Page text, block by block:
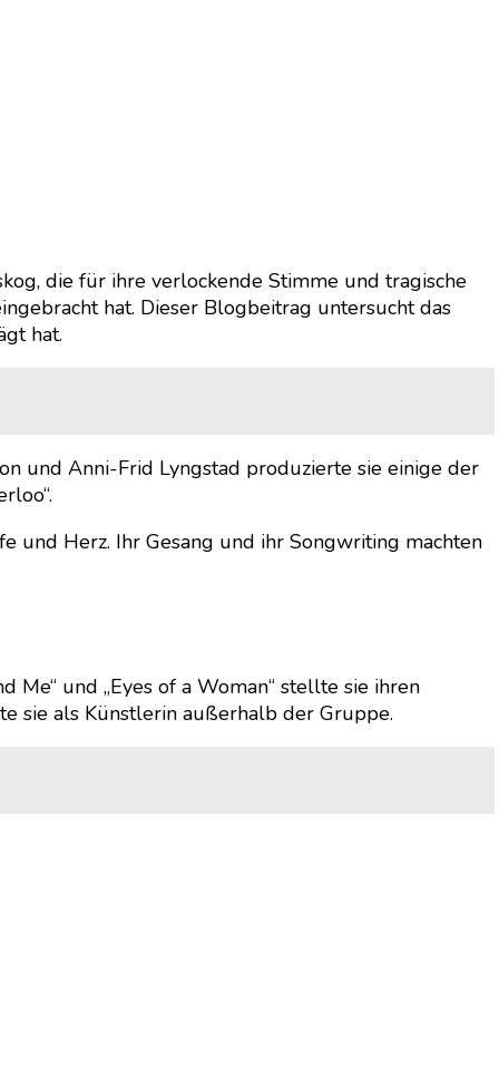
die für ihre verlockende Stimme und tragische
hat. Dieser Blogbeitrag untersucht das
hat.
und Anni-Frid Lyngstad produzierte sie einige der
und Herz. Ihr Gesang und ihr Songwriting machten
und „Eyes of a Woman“ stellte sie ihren
sie als Künstlerin außerhalb der Gruppe.